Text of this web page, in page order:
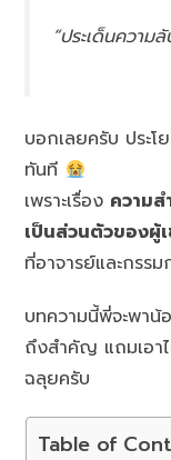
“ประเด็นความ
บอกเลยครับ ประโ
ทันที
เพราะเรื่อง ความ
เป็นส่วนตัวของผู้
ที่อาจารย์และกรรม
บทความนี้พี่จะพาน้
ถึงสำคัญ แถมเอาไ
ฉลุยครับ
Table of